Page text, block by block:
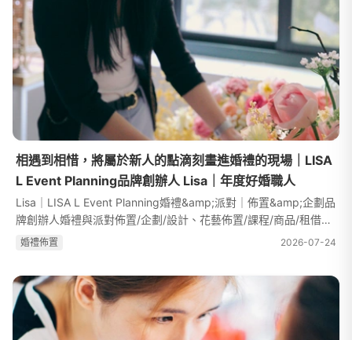
相遇到相惜，將屬於新人的點滴刻畫進婚禮的現場｜LISA
L Event Planning品牌創辦人 Lisa｜年度好婚職人
Lisa｜LISA L Event Planning婚禮&amp;派對｜佈置&amp;企劃品
牌創辦人婚禮與派對佈置/企劃/設計、花藝佈置/課程/商品/租借服
務。『享受派對的歡樂，新婚的浪漫，生命的喜悅。對於婚禮、對
婚禮佈置 2026-07-24